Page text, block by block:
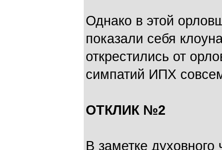
Однако в этой
показали себя
открестились от
симпатий ИПХ
ОТКЛИК №2
В заметке